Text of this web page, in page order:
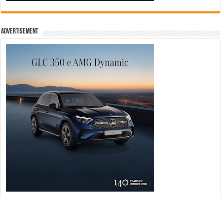
Advertisement